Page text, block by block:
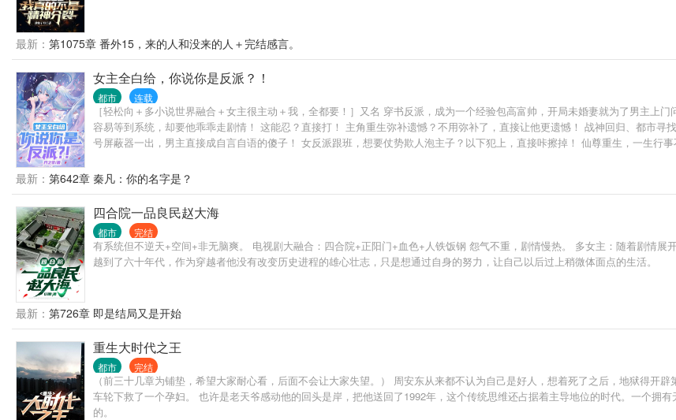
最新： 第1075章 番外15，来的人和没来的人＋完结感言。
女主全白给，你说你是反派？！
都市 连载
［轻松向＋多小说世界融合＋女主很主动＋我，全都要！］又名 穿书反派，成为一个经验包高富帅，开局未婚妻就为了男主上
容易等到系统，却要他乖乖走剧情！ 这能忍？直接打！ 主角重生弥补遗憾？不用弥补了，直接让他更遗憾！ 战神回归、都市
号屏蔽器一出，男主直接成自言自语的傻子！ 女反派跟班，想要仗势欺人泡主子？以下犯上，直接咔擦掉！ 仙尊重生，一生行
最新： 第642章 秦凡：你的名字是？
四合院一品良民赵大海
都市 完结
有系统但不逆天+空间+非无脑爽。 电视剧大融合：四合院+正阳门+血色+人铁饭钢 怨气不重，剧情慢热。 多女主：随着剧情
越到了六十年代，作为穿越者他没有改变历史进程的雄心壮志，只是想通过自身的努力，让自己以后过上稍微体面点的生活。
最新： 第726章 即是结局又是开始
重生大时代之王
都市 完结
（前三十几章为铺垫，希望大家耐心看，后面不会让大家失望。） 周安东从来都不认为自己是好人，想着死了之后，地狱得开
车轮下救了一个孕妇。 也许是老天爷感动他的回头是岸，把他送回了1992年，这个传统思维还占据着主导地位的时代。一个拥
的。